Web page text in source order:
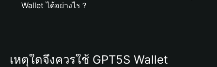
Wallet ได้อย่างไร？
เหตุใดจึงควรใช้ GPT5S Wallet